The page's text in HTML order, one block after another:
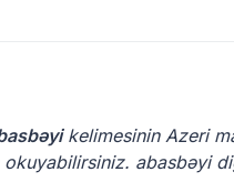
kelimesinin Azeri
okuyabilirsiniz. abasbəyi